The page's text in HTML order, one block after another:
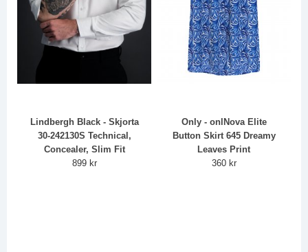
Lindbergh Black - Skjorta
30-242130S Technical,
Concealer, Slim Fit
899 kr
Only - onlNova Elite
Button Skirt 645 Dreamy
Leaves Print
360 kr